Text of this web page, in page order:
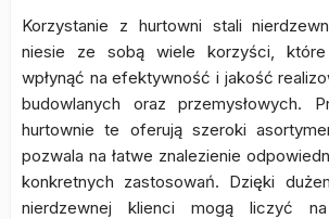
Korzystanie z hurtowni stali
niesie ze sobą wiele korzyści,
wpłynąć na efektywność i jakość
budowlanych oraz przemysłowych.
hurtownie te oferują szeroki
pozwala na łatwe znalezienie
konkretnych zastosowań. Dzięki
nierdzewnej klienci mogą liczyć na